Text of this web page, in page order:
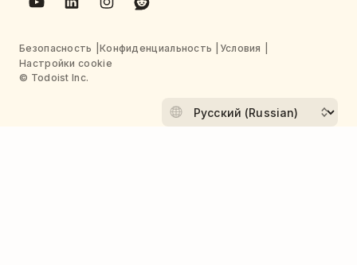
Безопасность Конфиденциальность
Условия
Настройки cookie
© Todoist Inc.